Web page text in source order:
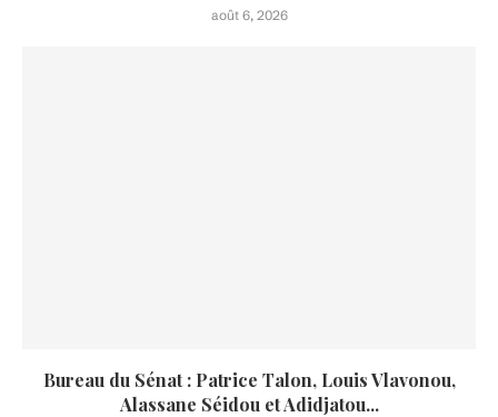
août 6, 2026
Bureau du Sénat : Patrice Talon, Louis Vlavonou,
Alassane Séidou et Adidjatou...